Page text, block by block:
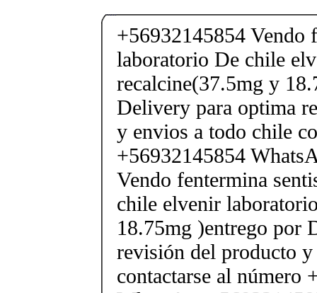
+56932145854 Vendo
laboratorio De chile
recalcine(37.5mg y
Delivery para optima
y envios a todo chile
+56932145854
Vendo fentermina
chile elvenir
18.75mg )entrego por
revisión del producto
contactarse al número